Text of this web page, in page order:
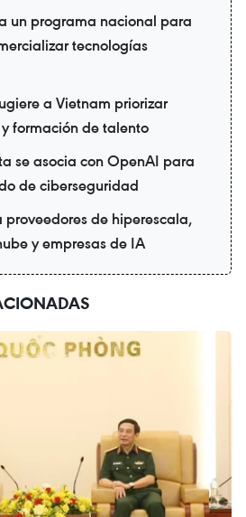
un programa nacional para
tecnologías
a Vietnam priorizar
formación de talento
se asocia con OpenAI para
de ciberseguridad
de hiperescala,
y empresas de IA